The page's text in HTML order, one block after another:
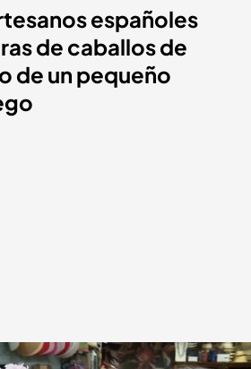
españoles
de caballos de
de un pequeño
clientas